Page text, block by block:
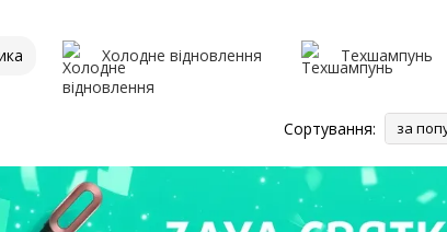
Холодне відновлення Техшампунь
Сортування: за